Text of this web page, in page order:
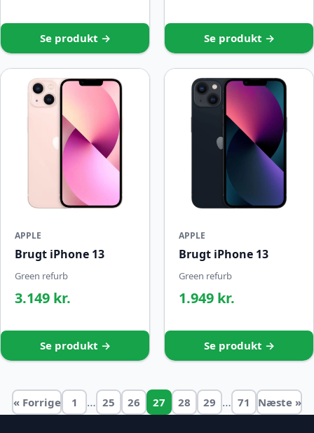
Se produkt → Se produkt →
APPLE
Brugt iPhone 13
Green refurb
3.149 kr.
Se produkt →
APPLE
Brugt iPhone 13
Green refurb
1.949 kr.
Se produkt →
« Forrige 1 … 25 26 27 28 29 … 71 Næste »